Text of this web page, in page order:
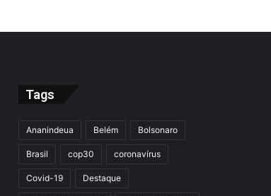
Tags
Ananindeua Belém Bolsonaro
Brasil cop30 coronavírus
Covid-19 Destaque